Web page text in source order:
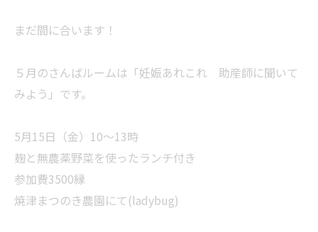
まだ間に合います！
５月のさんばルームは「妊娠あれこれ 助産師に聞いて
みよう」です。
5月15日（金）10〜13時
麹と無農薬野菜を使ったランチ付き
参加費3500縁
焼津まつのき農園にて(ladybug)